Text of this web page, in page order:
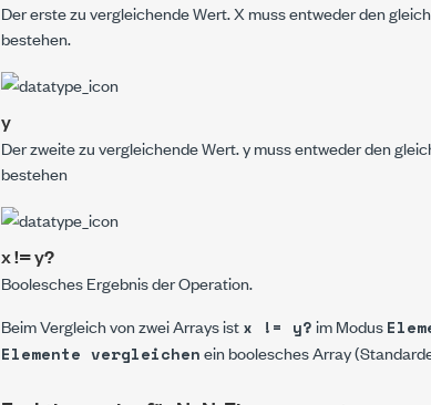
Der erste zu vergleichende Wert.X muss entweder den
bestehen.
y
Der zweite zu vergleichende Wert.ymuss entweder den
bestehen
x != y?
Boolesches Ergebnis der Operation.
Beim Vergleich von zwei Arrays istx != y?im Modus
Elemente vergleichenein boolesches Array